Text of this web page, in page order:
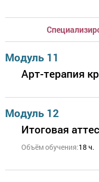
Модуль 11
Арт-терапия
Модуль 12
Итоговая
Объём обучения:18 ч.